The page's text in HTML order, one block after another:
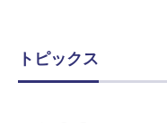
トピックス